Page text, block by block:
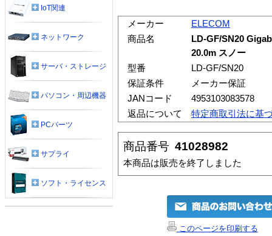
メーカー
ELECOM
商品名
LD-GF/SN20
20.0m スノー
型番
LD-GF/SN20
保証条件
メーカー保証
JANコード
4953103083578
返品について
特定商取引法に基
商品番号 41028982
本商品は販売を終了しました
このページを印刷する
IoT関連
ネットワーク
サーバ・ストレージ
パソコン・周辺機器
PCパーツ
サプライ
ソフト・ライセンス